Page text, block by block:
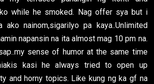
while he smoked. Nag offer sya but i
ako nainom,sigarilyo pa kaya..Unlimited
napansin na ita almost mag 10 pm na.
sense of humor at the same time
kasi he always tried to open up
and horny topics. Like kung ng ka gf na